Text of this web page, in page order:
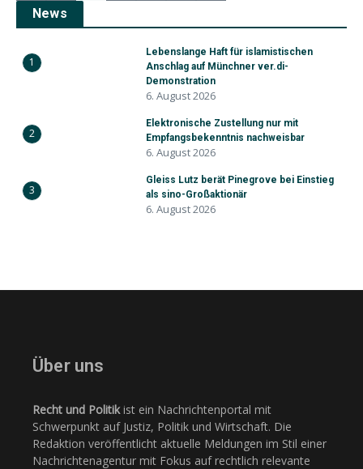
News
1
Lebenslange Haft für islamistischen
Anschlag auf Münchner ver.di-
Demonstration
6. August 2026
2
Elektronische Zustellung nur mit
Empfangsbekenntnis nachweisbar
6. August 2026
3
Gleiss Lutz berät Pinegrove bei Einstieg
als sino-Großaktionär
6. August 2026
Über uns
Recht und Politikist ein Nachrichtenportal mit
Schwerpunkt auf Justiz, Politik und Wirtschaft. Die
Redaktion veröffentlicht aktuelle Meldungen im Stil einer
Nachrichtenagentur mit Fokus auf rechtlich relevante